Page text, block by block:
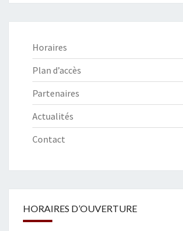
Horaires
Plan d’accès
Partenaires
Actualités
Contact
HORAIRES D’OUVERTURE